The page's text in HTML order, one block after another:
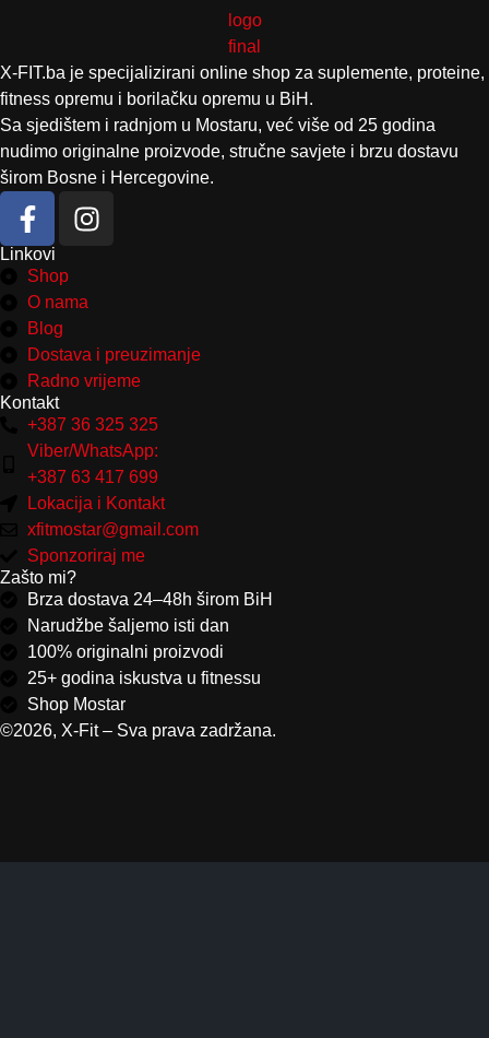
X-FIT.ba je specijalizirani online shop za suplemente, proteine,
fitness opremu i borilačku opremu u BiH.
Sa sjedištem i radnjom u Mostaru, već više od 25 godina
nudimo originalne proizvode, stručne savjete i brzu dostavu
širom Bosne i Hercegovine.
Linkovi
Shop
O nama
Blog
Dostava i preuzimanje
Radno vrijeme
Kontakt
+387 36 325 325
Viber/WhatsApp:
+387 63 417 699
Lokacija i Kontakt
xfitmostar@gmail.com
Sponzoriraj me
Zašto mi?
Brza dostava 24–48h širom BiH
Narudžbe šaljemo isti dan
100% originalni proizvodi
25+ godina iskustva u fitnessu
Shop Mostar
©2026, X-Fit – Sva prava zadržana.